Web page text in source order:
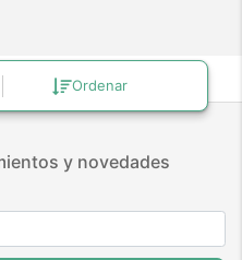
Ordenar
y novedades